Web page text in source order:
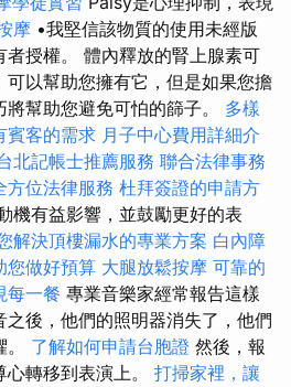
摩 •我堅信該物質的使用未經版
授權。 體內釋放的腎上腺素可
以幫助您擁有它，但是如果您擔
幫助您避免可怕的篩子。 多樣
賓客的需求 月子中心費用詳細介
北記帳士推薦服務 聯合法律事務
方位法律服務 杜拜簽證的申請方
機有益影響，並鼓勵更好的表
解決頂樓漏水的專業方案 白內障
您做好預算 大腿放鬆按摩 可靠的
每一餐 專業音樂家經常報告這樣
後，他們的照明器消失了，他們
了解如何申請台胞證 然後，報
轉移到表演上。 打掃家裡，讓